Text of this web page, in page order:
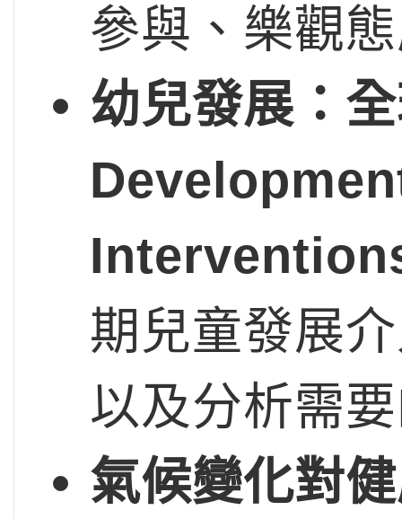
參與、樂觀
幼兒發展：
期兒童發展
以及分析需
氣候變化對